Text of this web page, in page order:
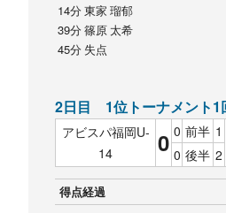
14分 東家 瑠郁
39分 篠原 太希
45分 失点
2日目 1位トーナメント1
アビスパ福岡U-
14
0 0 前半 1
0 後半 2
得点経過